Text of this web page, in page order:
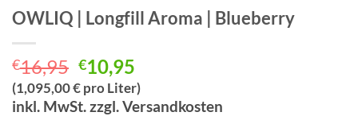
OWLIQ | Longfill Aroma | Blueberry
€16,95 Ursprünglicher
Preis
war:
€10,95
Preis
ist:
(1,095,00 € pro Liter)
inkl. MwSt. zzgl. Versandkosten